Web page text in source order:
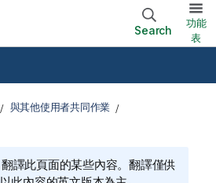
Search
功能
表
與其他使用者共同作業
翻譯此頁面的某些內容。翻譯僅供